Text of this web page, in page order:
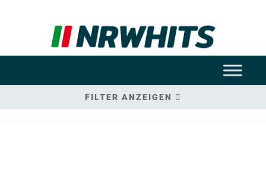
FILTER ANZEIGEN